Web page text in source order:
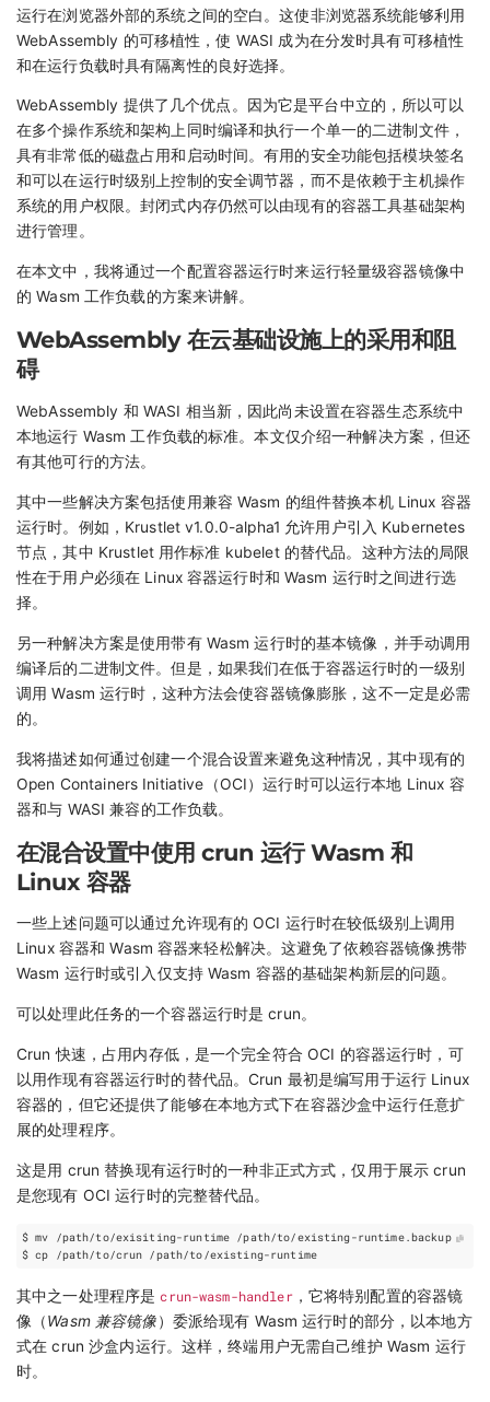
运行在浏览器外部的系统之间的空白。这使非浏览器系统能够利用
WebAssembly 的可移植性，使 WASI 成为在分发时具有可移植性
和在运行负载时具有隔离性的良好选择。
WebAssembly 提供了几个优点。因为它是平台中立的，所以可以
在多个操作系统和架构上同时编译和执行一个单一的二进制文件，
具有非常低的磁盘占用和启动时间。有用的安全功能包括模块签名
和可以在运行时级别上控制的安全调节器，而不是依赖于主机操作
系统的用户权限。封闭式内存仍然可以由现有的容器工具基础架构
进行管理。
在本文中，我将通过一个配置容器运行时来运行轻量级容器镜像中
的 Wasm 工作负载的方案来讲解。
WebAssembly 在云基础设施上的采用和阻
碍
WebAssembly 和 WASI 相当新，因此尚未设置在容器生态系统中
本地运行 Wasm 工作负载的标准。本文仅介绍一种解决方案，但还
有其他可行的方法。
其中一些解决方案包括使用兼容 Wasm 的组件替换本机 Linux 容器
运行时。例如，Krustlet v1.0.0-alpha1 允许用户引入 Kubernetes
节点，其中 Krustlet 用作标准 kubelet 的替代品。这种方法的局限
性在于用户必须在 Linux 容器运行时和 Wasm 运行时之间进行选
择。
另一种解决方案是使用带有 Wasm 运行时的基本镜像，并手动调用
编译后的二进制文件。但是，如果我们在低于容器运行时的一级别
调用 Wasm 运行时，这种方法会使容器镜像膨胀，这不一定是必需
的。
我将描述如何通过创建一个混合设置来避免这种情况，其中现有的
Open Containers Initiative（OCI）运行时可以运行本地 Linux 容
器和与 WASI 兼容的工作负载。
在混合设置中使用 crun 运行 Wasm 和
Linux 容器
一些上述问题可以通过允许现有的 OCI 运行时在较低级别上调用
Linux 容器和 Wasm 容器来轻松解决。这避免了依赖容器镜像携带
Wasm 运行时或引入仅支持 Wasm 容器的基础架构新层的问题。
可以处理此任务的一个容器运行时是 crun。
Crun 快速，占用内存低，是一个完全符合 OCI 的容器运行时，可
以用作现有容器运行时的替代品。Crun 最初是编写用于运行 Linux
容器的，但它还提供了能够在本地方式下在容器沙盒中运行任意扩
展的处理程序。
这是用 crun 替换现有运行时的一种非正式方式，仅用于展示 crun
是您现有 OCI 运行时的完整替代品。
$ mv /path/to/exisiting-runtime /path/to/existing-runtime.backup
$ cp /path/to/crun /path/to/existing-runtime
其中之一处理程序是crun-wasm-handler，它将特别配置的容器镜
像（Wasm 兼容镜像）委派给现有 Wasm 运行时的部分，以本地方
式在 crun 沙盒内运行。这样，终端用户无需自己维护 Wasm 运行
时。